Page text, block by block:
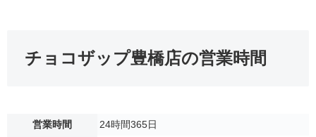
チョコザップ豊橋店の営業時間
営業時間
24時間365日